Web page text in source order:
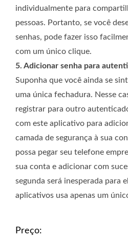
individualmente para
pessoas. Portanto, se você
senhas, pode fazer isso
com um único clique.
5. Adicionar senha para
Suponha que você ainda se
uma única fechadura. Nesse
registrar para outro
com este aplicativo para
camada de segurança à sua
possa pegar seu telefone
sua conta e adicionar com
segunda será inesperada para
aplicativos usa apenas um
Preço: